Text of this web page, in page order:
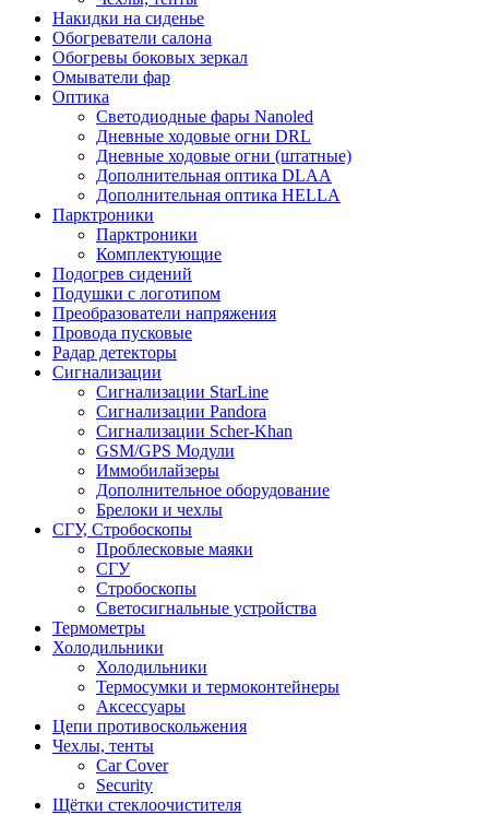
Накидки на сиденье
Обогреватели салона
Обогревы боковых зеркал
Омыватели фар
Оптика
Светодиодные фары Nanoled
Дневные ходовые огни DRL
Дневные ходовые огни (штатные)
Дополнительная оптика DLAA
Дополнительная оптика HELLA
Парктроники
Парктроники
Комплектующие
Подогрев сидений
Подушки с логотипом
Преобразователи напряжения
Провода пусковые
Радар детекторы
Сигнализации
Сигнализации StarLine
Сигнализации Pandora
Сигнализации Scher-Khan
GSM/GPS Модули
Иммобилайзеры
Дополнительное оборудование
Брелоки и чехлы
СГУ, Стробоскопы
Проблесковые маяки
СГУ
Стробоскопы
Светосигнальные устройства
Термометры
Холодильники
Холодильники
Термосумки и термоконтейнеры
Аксессуары
Цепи противоскольжения
Чехлы, тенты
Car Cover
Security
Щётки стеклоочистителя